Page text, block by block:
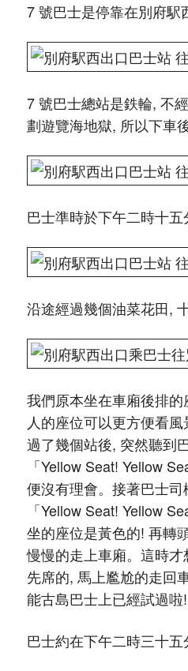
7 號巴士是停靠在別府駅
7 號巴士總站是鉄輪, 不
劃遊覽海地獄, 所以下車
巴士準時於下午二時十五
沿途經過幾個油菜花田,
我們原本坐在車廂後排
人的座位可以更方便看風
過了幾個站後, 突然聽到
「Yellow Seat! Yellow
便沒有理會。接著巴士
「Yellow Seat! Yellow
坐的座位是黃色的! 再轉
慢慢的走上車廂。這時
先席的, 馬上尷尬的走回
能古島巴士上已經試過啦!
巴士約在下午二時三十五